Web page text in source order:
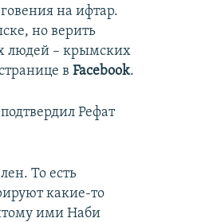
на ифтар.
но верить
людей – крымских
вFacebook.
Рефат
То есть
какие-то
ими Наби